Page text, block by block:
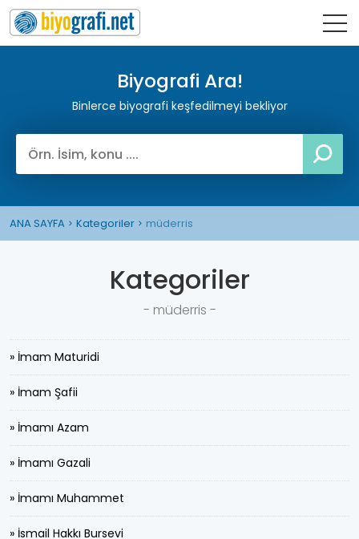
Biyografi Ara!
Binlerce biyografi keşfedilmeyi bekliyor
ANA SAYFA Kategoriler müderris
Kategoriler
- müderris -
» İmam Maturidi
» İmam Şafii
» İmamı Azam
» İmamı Gazali
» İmamı Muhammet
» İsmail Hakkı Bursevi